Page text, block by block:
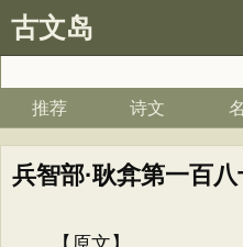
古文岛
推荐 诗文
兵智部·耿弇第一百